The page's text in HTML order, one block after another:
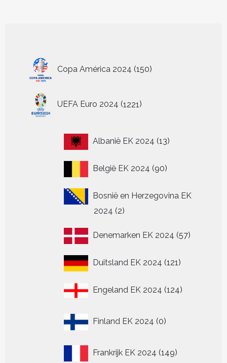
worden
productpagina
Copa América 2024 150
producten
UEFA Euro 2024 1221
producten
Albanië EK 2024 1313
België EK 2024 9090
Bosnië en Herzegovina EK
2024 22
Denemarken EK 2024 5757
Duitsland EK 2024 121121
Engeland EK 2024 124124
Finland EK 2024 0
producten
Frankrijk EK 2024 149149